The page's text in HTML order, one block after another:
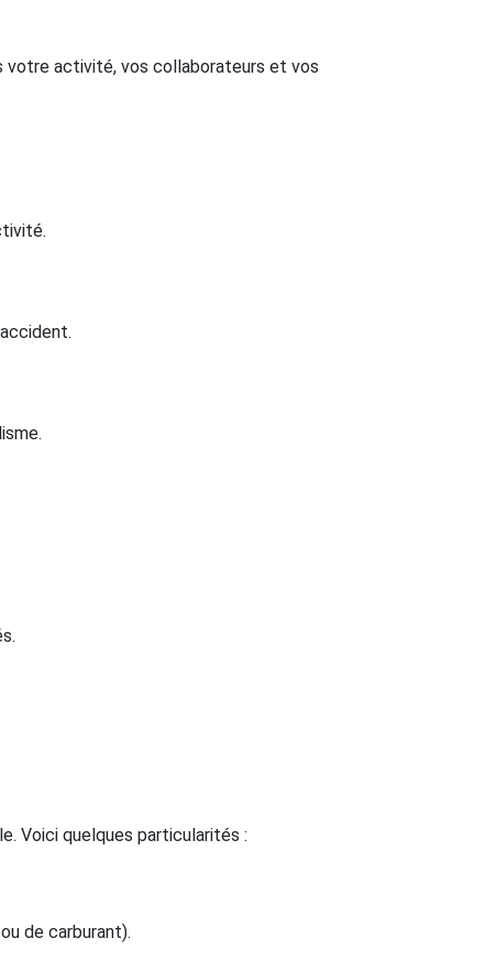
votre activité, vos collaborateurs et vos
Voici quelques particularités :
de carburant).